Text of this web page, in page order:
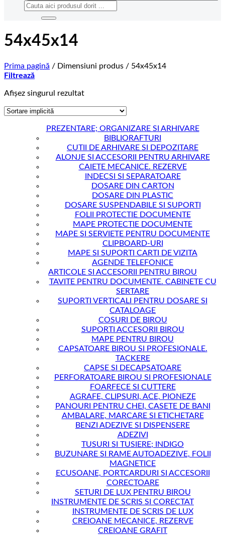
Caută
54x45x14
Prima pagină / Dimensiuni produs / 54x45x14
Filtrează
Afișez singurul rezultat
PREZENTARE; ORGANIZARE SI ARHIVARE
BIBLIORAFTURI
CUTII DE ARHIVARE SI DEPOZITARE
ALONJE SI ACCESORII PENTRU ARHIVARE
CAIETE MECANICE. REZERVE
INDECSI SI SEPARATOARE
DOSARE DIN CARTON
DOSARE DIN PLASTIC
DOSARE SUSPENDABILE SI SUPORTI
FOLII PROTECTIE DOCUMENTE
MAPE PROTECTIE DOCUMENTE
MAPE SI SERVIETE PENTRU DOCUMENTE
CLIPBOARD-URI
MAPE SI SUPORTI CARTI DE VIZITA
AGENDE TELEFONICE
ARTICOLE SI ACCESORII PENTRU BIROU
TAVITE PENTRU DOCUMENTE. CABINETE CU
SERTARE
SUPORTI VERTICALI PENTRU DOSARE SI
CATALOAGE
COSURI DE BIROU
SUPORTI ACCESORII BIROU
MAPE PENTRU BIROU
CAPSATOARE BIROU SI PROFESIONALE.
TACKERE
CAPSE SI DECAPSATOARE
PERFORATOARE BIROU SI PROFESIONALE
FOARFECE SI CUTTERE
AGRAFE, CLIPSURI, ACE, PIONEZE
PANOURI PENTRU CHEI, CASETE DE BANI
AMBALARE, MARCARE SI ETICHETARE
BENZI ADEZIVE SI DISPENSERE
ADEZIVI
TUSURI SI TUSIERE; INDIGO
BUZUNARE SI RAME AUTOADEZIVE, FOLII
MAGNETICE
ECUSOANE, PORTCARDURI SI ACCESORII
CORECTOARE
SETURI DE LUX PENTRU BIROU
INSTRUMENTE DE SCRIS SI CORECTAT
INSTRUMENTE DE SCRIS DE LUX
CREIOANE MECANICE, REZERVE
CREIOANE GRAFIT